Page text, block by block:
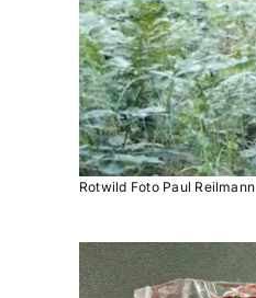
Rotwild Foto Paul Reilmann